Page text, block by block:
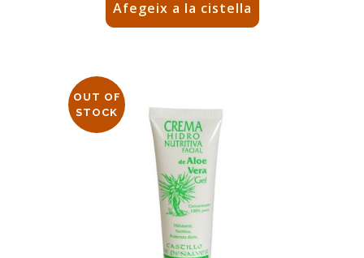
Afegeix a la cistella
OUT OF
STOCK